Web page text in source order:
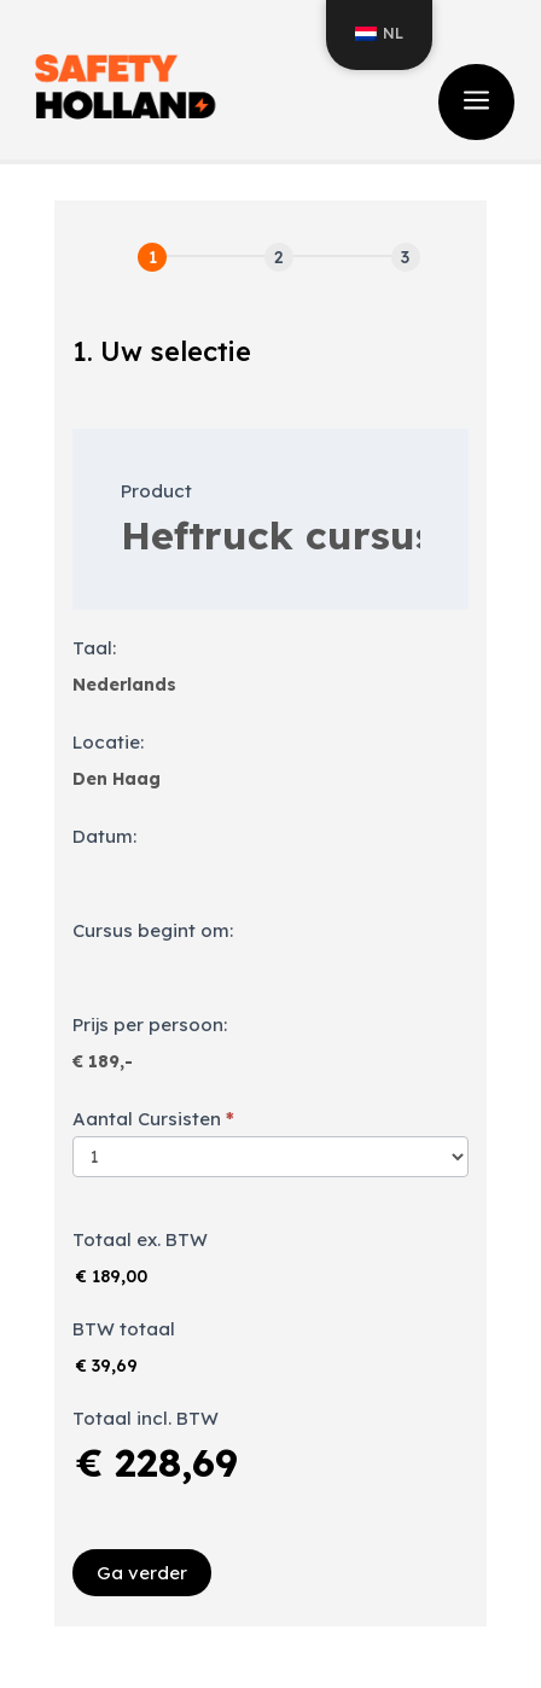
a
Inschrijfformulier
1. Uw selectie
Product
Taal:
Locatie:
Datum:
Cursus begint om:
Prijs per persoon:
Aantal Cursisten *
Totaal ex. BTW
€ 189,00
BTW totaal
€ 39,69
Totaal incl. BTW
€ 228,69
Ga verder
NL